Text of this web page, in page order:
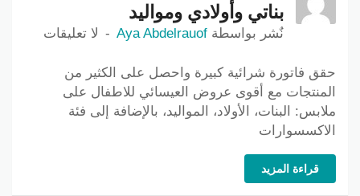
بناتي وأولادي ومواليد
نٌشر بواسطة Aya Abdelrauof لا تعليقات
حقق فاتورة شرائية كبيرة واحصل على الكثير من
المنتجات مع أقوى عروض العيسائي للاطفال على
ملابس: البنات، الأولاد، المواليد، بالإضافة إلى فئة
الاكسسوارات
قراءة المزيد